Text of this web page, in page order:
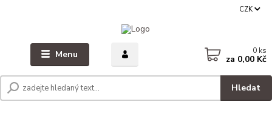
Menu
CZK
Hledat
0 ks
za 0,00 Kč